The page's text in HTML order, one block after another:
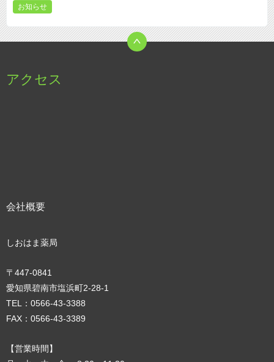
お知らせ
アクセス
会社概要
しおはま薬局
〒447-0841
愛知県碧南市塩浜町2‐28‐1
TEL：0566-43-3388
FAX：0566-43-3389
【営業時間】